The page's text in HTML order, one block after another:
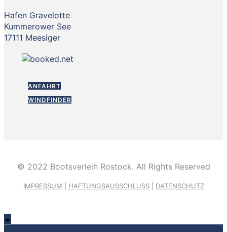
Hafen Gravelotte
Kummerower See
17111 Meesiger
ANFAHRT
WINDFINDER
© 2022 Bootsverleih Rostock. All Rights Reserved
IMPRESSUM HAFTUNGSAUSSCHLUSS| DATENSCHUTZ